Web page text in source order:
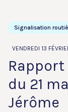
Signalisation
VENDREDI 13
du 21
Jérôme